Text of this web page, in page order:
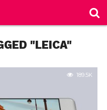
"LEICA"
189.5K